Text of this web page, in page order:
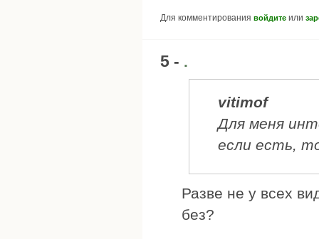
Для комментирования войдите или
5 - .
vitimof
Для меня
если есть,
Разве не у всех
без?